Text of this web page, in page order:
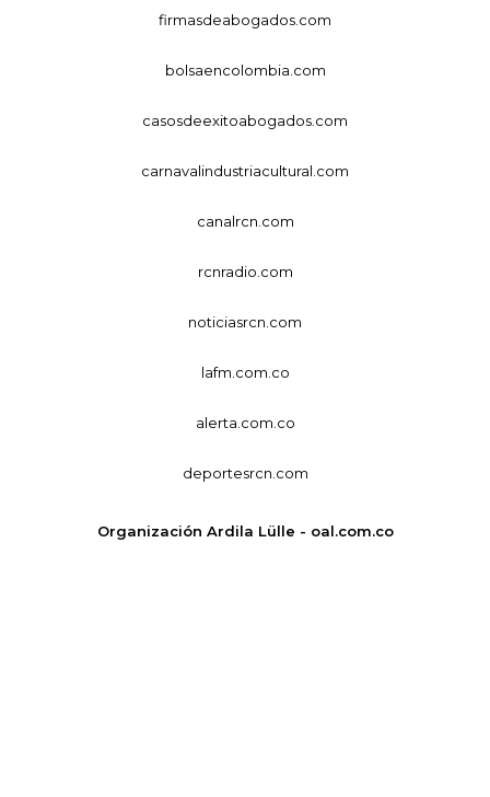
firmasdeabogados.com
bolsaencolombia.com
casosdeexitoabogados.com
carnavalindustriacultural.com
canalrcn.com
rcnradio.com
noticiasrcn.com
lafm.com.co
alerta.com.co
deportesrcn.com
Organización Ardila Lülle - oal.com.co